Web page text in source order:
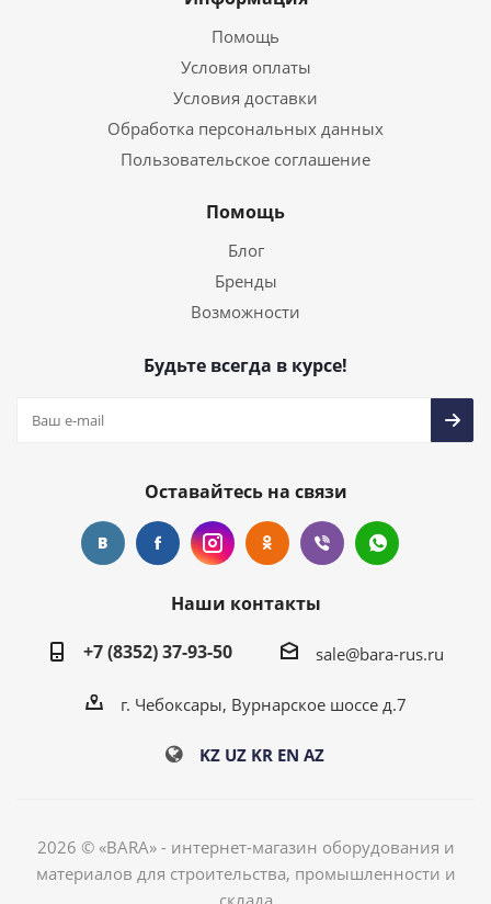
Помощь
Условия оплаты
Условия доставки
Обработка персональных данных
Пользовательское соглашение
Помощь
Блог
Бренды
Возможности
Будьте всегда в курсе!
Оставайтесь на связи
Наши контакты
+7 (8352) 37-93-50
sale@bara-rus.ru
г. Чебоксары, Вурнарское шоссе д.7
KZ UZ KR EN AZ
2026 © «BARA» - интернет-магазин оборудования и
материалов для строительства, промышленности и
склада